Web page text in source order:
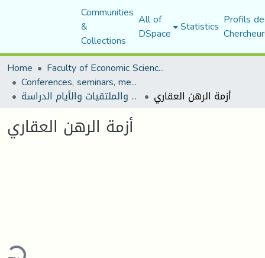
Communities
&
Collections
All of
DSpace Statistics Profils
Home
Faculty of Economic Sciences, Commerce and Management Sciences
Conferences, seminars, meetings, and study days
المؤتمرات والندوات والملتقيات والأيام الدراسة أزمة الرهن العقاري
أزمة الرهن العقاري